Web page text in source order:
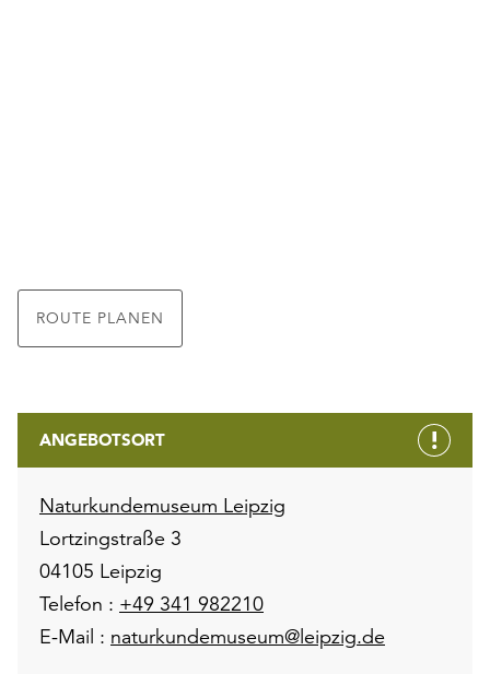
ROUTE PLANEN
ANGEBOTSORT
Naturkundemuseum Leipzig
Lortzingstraße 3
04105 Leipzig
Telefon : +49 341 982210
E-Mail : naturkundemuseum@leipzig.de